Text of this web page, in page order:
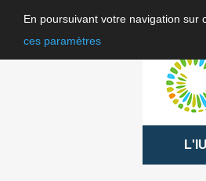
En poursuivant votre navigation sur
ces paramètres